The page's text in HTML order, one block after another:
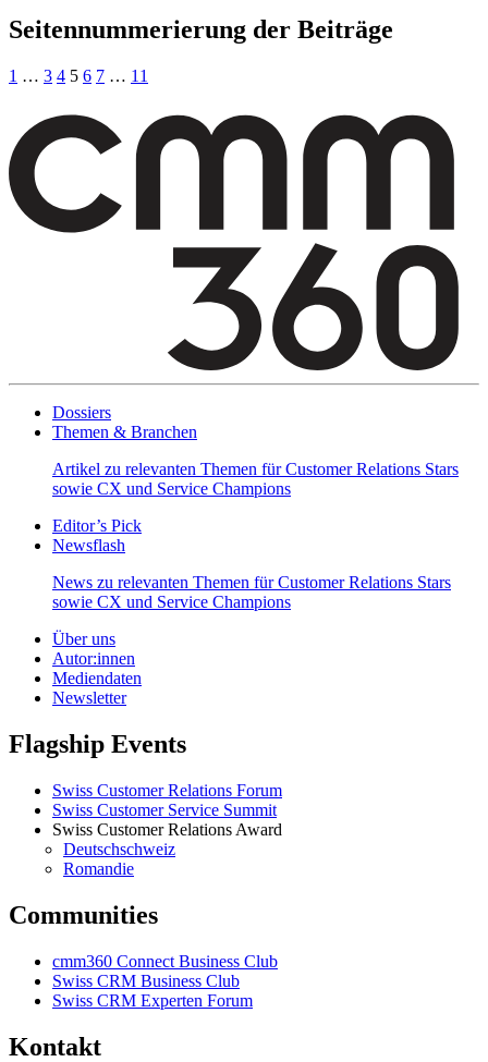
Seitennummerierung der Beiträge
1 … 3 4 5 6 7 … 11
Dossiers
Themen & Branchen
Artikel zu relevanten Themen für Customer Relations Stars
sowie CX und Service Champions
Editor’s Pick
Newsflash
News zu relevanten Themen für Customer Relations Stars
sowie CX und Service Champions
Über uns
Autor:innen
Mediendaten
Newsletter
Flagship Events
Swiss Customer Relations Forum
Swiss Customer Service Summit
Swiss Customer Relations Award
Deutschschweiz
Romandie
Communities
cmm360 Connect Business Club
Swiss CRM Business Club
Swiss CRM Experten Forum
Kontakt